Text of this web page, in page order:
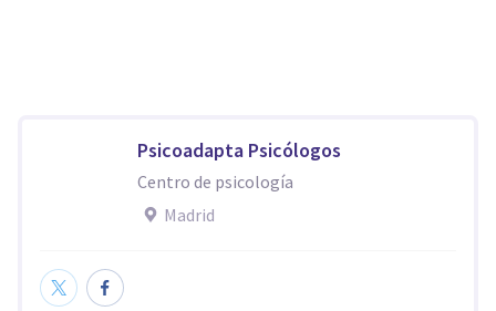
Psicoadapta Psicólogos
Centro de psicología
Madrid